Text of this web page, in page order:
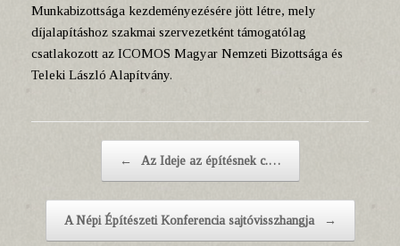
Munkabizottsága kezdeményezésére jött létre, mely
díjalapításhoz szakmai szervezetként támogatólag
csatlakozott az ICOMOS Magyar Nemzeti Bizottsága és
Teleki László Alapítvány.
←
Az Ideje az építésnek c.…
A Népi Építészeti Konferencia sajtóvisszhangja →